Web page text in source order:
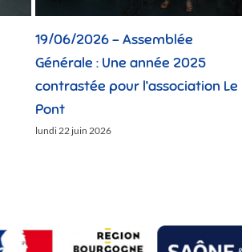
19/06/2026 – Assemblée
Générale : Une année 2025
contrastée pour l’association Le
Pont
lundi 22 juin 2026